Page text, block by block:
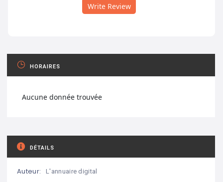
Write Review
HORAIRES
Aucune donnée trouvée
DÉTAILS
Auteur: L'annuaire digital